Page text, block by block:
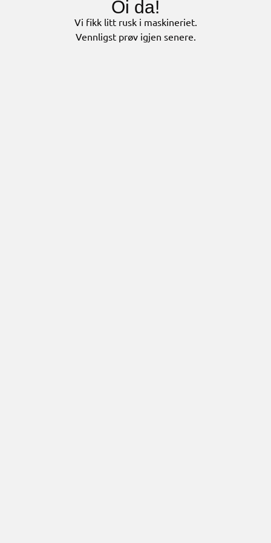
Oi da!
Vi fikk litt rusk i maskineriet.
Vennligst prøv igjen senere.